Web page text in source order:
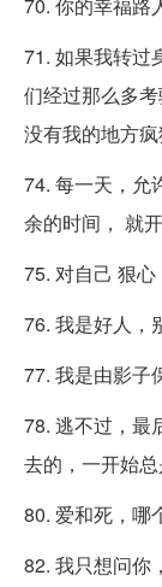
71. 如果我转过
们经过那么多
没有我的地方疯
74. 每一天，
余的时间， 就
75. 对自己 狠心
76. 我是好人，
77. 我是由影子
78. 逃不过，
去的，一开始总
80. 爱和死，哪
82. 我只想问你